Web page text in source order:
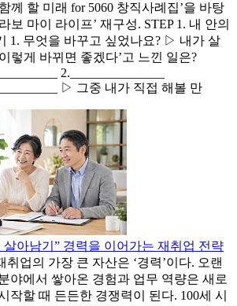
께 할 미래 for 5060 창직사례집’을 바탕
보 마이 라이프’ 재구성. STEP 1. 내 안의
1. 무엇을 바꾸고 싶었나요? ▷ 내가 살
렇게 바뀌면 좋겠다’고 느낀 일은?
2._______________
▷ 그중 내가 직접 해볼 만
살아남기” 경력을 이어가는 재취업 전략
취업의 가장 큰 자산은 ‘경력’이다. 오랜
야에서 쌓아온 경험과 업무 역량은 새로
작할 때 든든한 경쟁력이 된다. 100세 시